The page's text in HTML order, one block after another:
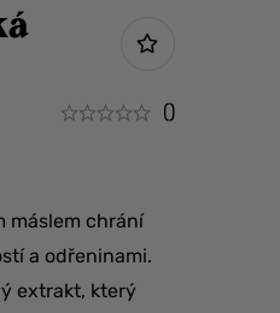
()
máslem chrání
a odřeninami.
extrakt, který